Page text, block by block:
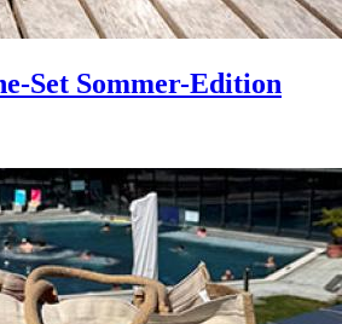
Set Sommer-Edition